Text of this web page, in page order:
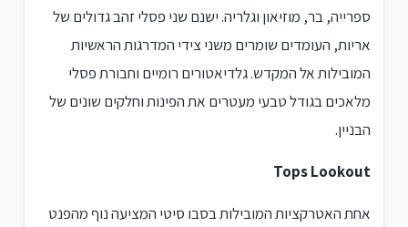
ספרייה, בר, מוזיאון וגלריה. ישנם שני פסלי זהב גדולים של
אריות, העומדים שומרים משני צידי המדרגות הראשיות
המובילות אל המקדש. גלדיאטורים רומיים וחבורת פסלי
מלאכים בגודל טבעי מעטרים את הפינות וחלקים שונים של
הבניין.
Tops Lookout
אחת האטרקציות המובילות בסבו סיטי המציעה נוף מהפנט